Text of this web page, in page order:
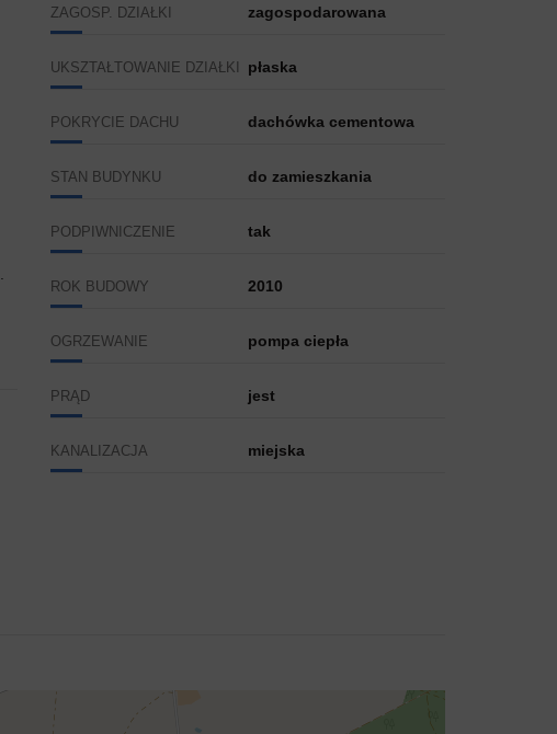
ZAGOSP. DZIAŁKI zagospodarowana
UKSZTAŁTOWANIE DZIAŁKI płaska
POKRYCIE DACHU dachówka cementowa
STAN BUDYNKU do zamieszkania
PODPIWNICZENIE tak
ROK BUDOWY 2010
OGRZEWANIE pompa ciepła
PRĄD jest
KANALIZACJA miejska